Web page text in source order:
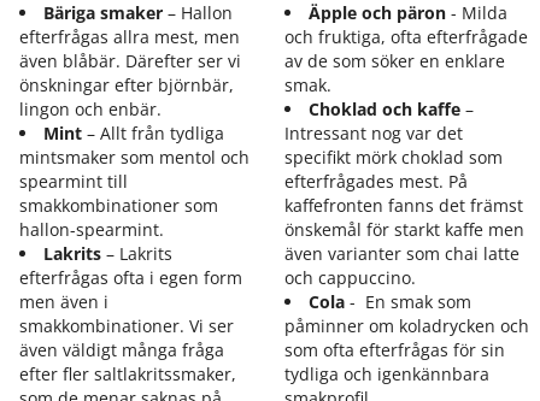
Bäriga smaker – Hallon
efterfrågas allra mest, men
även blåbär. Därefter ser vi
önskningar efter björnbär,
lingon och enbär.
Mint – Allt från tydliga
mintsmaker som mentol och
spearmint till
smakkombinationer som
hallon-spearmint.
Lakrits – Lakrits
efterfrågas ofta i egen form
men även i
smakkombinationer. Vi ser
även väldigt många fråga
efter fler saltlakritssmaker,
Äpple och päron- Milda
och fruktiga, ofta efterfrågade
av de som söker en enklare
smak.
Choklad och kaffe –
Intressant nog var det
specifikt mörk choklad som
efterfrågades mest. På
kaffefronten fanns det främst
önskemål för starkt kaffe men
även varianter som chai latte
och cappuccino.
Cola - En smak som
påminner om koladrycken och
som ofta efterfrågas för sin
tydliga och igenkännbara